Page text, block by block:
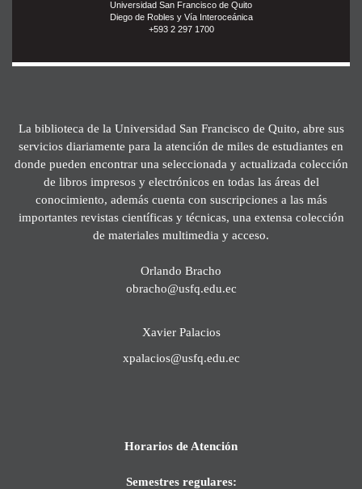
Universidad San Francisco de Quito
Diego de Robles y Vía Interoceánica
+593 2 297 1700
La biblioteca de la Universidad San Francisco de Quito, abre sus
servicios diariamente para la atención de miles de estudiantes en
donde pueden encontrar una seleccionada y actualizada colección
de libros impresos y electrónicos en todas las áreas del
conocimiento, además cuenta con suscripciones a las más
importantes revistas científicas y técnicas, una extensa colección
de materiales multimedia y acceso.
Orlando Bracho
obracho@usfq.edu.ec
Xavier Palacios
xpalacios@usfq.edu.ec
Horarios de Atención
Semestres regulares: